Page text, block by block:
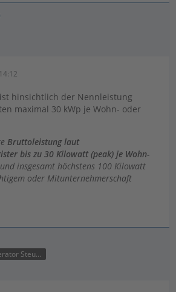
hinsichtlich der Nennleistung
maximal 30 kWp je Wohn- oder
Bruttoleistung laut
bis zu 30 Kilowatt (peak) je Wohn-
und insgesamt höchstens 100 Kilowatt
oder Mitunternehmerschaft
Unabh. Moderator Steuer